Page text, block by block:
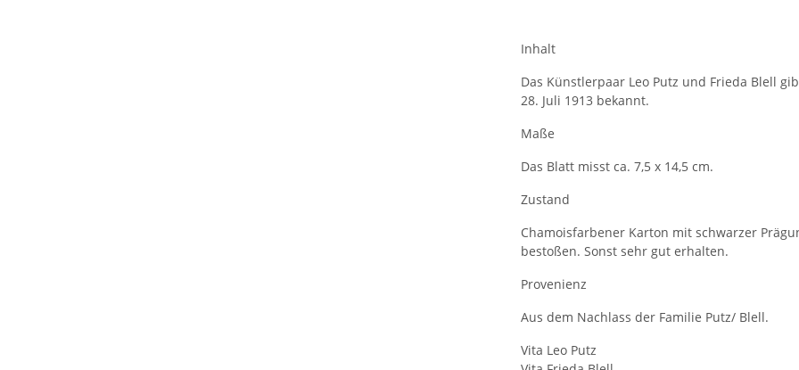
Inhalt
Das Künstlerpaar Leo Putz und Frieda Blell
28. Juli 1913 bekannt.
Maße
Das Blatt misst ca. 7,5 x 14,5 cm.
Zustand
Chamoisfarbener Karton mit schwarzer
bestoßen. Sonst sehr gut erhalten.
Provenienz
Aus dem Nachlass der Familie Putz/ Blell.
Vita Leo Putz